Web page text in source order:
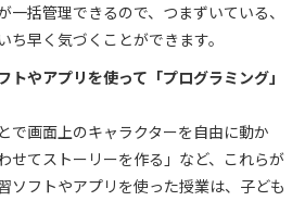
一括管理できるので、つまずいている、
早く気づくことができます。
トやアプリを使って「プログラミング」
で画面上のキャラクターを自由に動か
せてストーリーを作る」など、これらが
ソフトやアプリを使った授業は、子ども